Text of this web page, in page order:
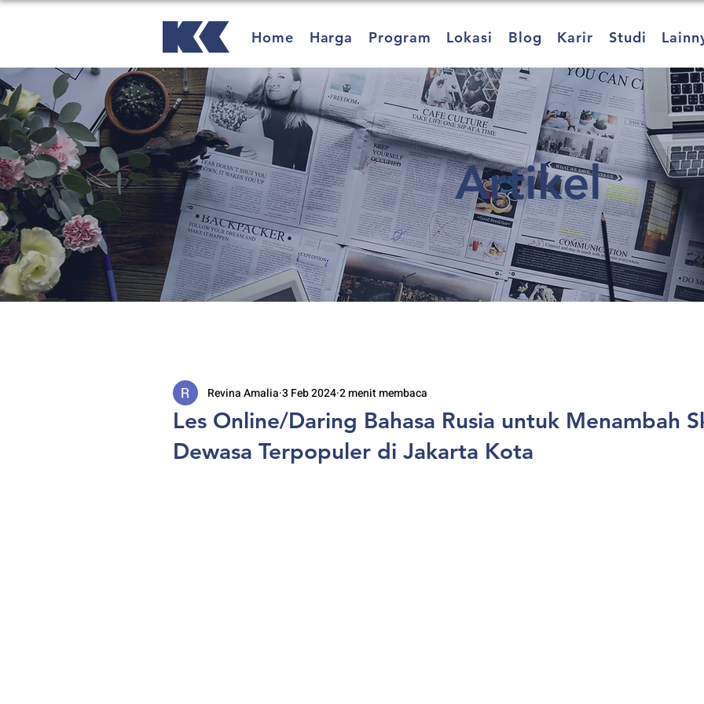
Home Harga Program Lokasi Blog Karir Studi
Artikel
Les Online/Daring Bahasa Rusia untuk Menambah
Dewasa Terpopuler di Jakarta Kota
Revina Amalia 3 Feb 20242 menit membaca